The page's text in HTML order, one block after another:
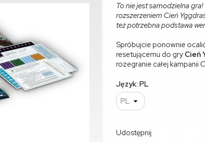
To nie jest samodzielna
rozszerzeniem Cień
też potrzebna podstawa
Spróbujcie ponownie
resetującemu do gry Cień
rozegranie całej kampanii
Język: PL
Udostępnij